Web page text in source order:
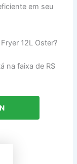
em seu
12L Oster?
na faixa de R$